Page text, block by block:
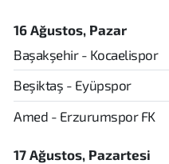
16 Ağustos, Pazar
Başakşehir - Kocaelispor
Beşiktaş - Eyüpspor
Amed - Erzurumspor FK
17 Ağustos, Pazartesi